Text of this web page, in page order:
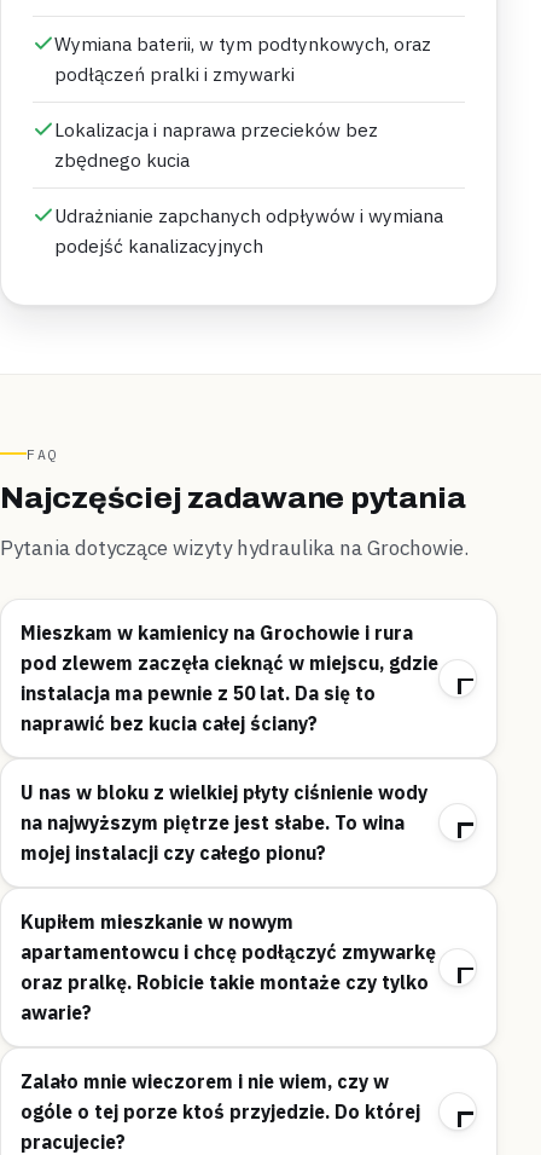
Wymiana baterii, w tym podtynkowych, oraz
podłączeń pralki i zmywarki
Lokalizacja i naprawa przecieków bez
zbędnego kucia
Udrażnianie zapchanych odpływów i wymiana
podejść kanalizacyjnych
FAQ
Najczęściej zadawane pytania
Pytania dotyczące wizyty hydraulika na Grochowie.
Mieszkam w kamienicy na Grochowie i rura
pod zlewem zaczęła cieknąć w miejscu, gdzie
instalacja ma pewnie z 50 lat. Da się to
naprawić bez kucia całej ściany?
U nas w bloku z wielkiej płyty ciśnienie wody
na najwyższym piętrze jest słabe. To wina
mojej instalacji czy całego pionu?
Kupiłem mieszkanie w nowym
apartamentowcu i chcę podłączyć zmywarkę
oraz pralkę. Robicie takie montaże czy tylko
awarie?
Zalało mnie wieczorem i nie wiem, czy w
ogóle o tej porze ktoś przyjedzie. Do której
pracujecie?